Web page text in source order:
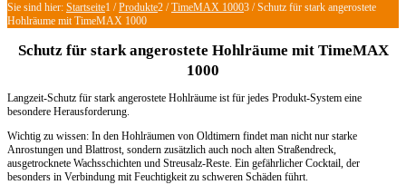
Sie sind hier: Startseite1 / Produkte2 / TimeMAX 10003 / Schutz für stark angerostete
Hohlräume mit TimeMAX 1000
Schutz für stark angerostete Hohlräume mit TimeMAX
1000
Langzeit-Schutz für stark angerostete Hohlräume ist für jedes Produkt-System eine
besondere Herausforderung.
Wichtig zu wissen: In den Hohlräumen von Oldtimern findet man nicht nur starke
Anrostungen und Blattrost, sondern zusätzlich auch noch alten Straßendreck,
ausgetrocknete Wachsschichten und Streusalz-Reste. Ein gefährlicher Cocktail, der
besonders in Verbindung mit Feuchtigkeit zu schweren Schäden führt.